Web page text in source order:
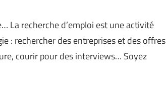
La recherche d’emploi est une activité
: rechercher des entreprises et des offres
courir pour des interviews… Soyez